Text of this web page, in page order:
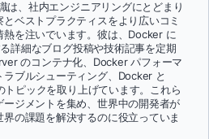
は、社内エンジニアリングにとどまり
ベストプラクティスをより広いコミ
熱を注いでいます。彼は、Docker に
詳細なブログ投稿や技術記事を定期
のコンテナ化、Docker パフォーマ
ブルシューティング、Docker と
ピックを取り上げています。これら
ジメントを集め、世界中の開発者が
の課題を解決するのに役立っていま